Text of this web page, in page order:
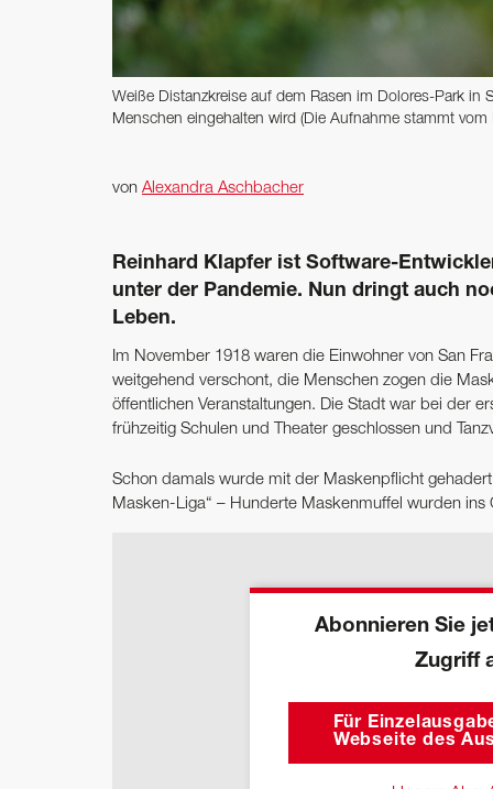
Weiße Distanzkreise auf dem Rasen im ­Dolores-Park
Menschen eingehalten wird (Die Aufnahme stammt
von Alexandra Aschbacher
Reinhard Klapfer ist Software-
unter der Pandemie. Nun dringt auch
Leben.
Im November 1918 waren die Einwohner von San
weitgehend verschont, die Menschen zogen die
öffentlichen Veranstaltungen. Die Stadt war bei der
frühzeitig Schulen und Theater geschlossen und
Schon damals wurde mit der Maskenpflicht
Masken-Liga“ – Hunderte Maskenmuffel wurden ins
Abonnieren Sie
Zugriff
Für
Webseite des